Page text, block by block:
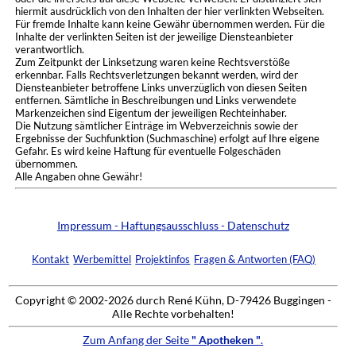
hiermit ausdrücklich von den Inhalten der hier verlinkten Webseiten.
Für fremde Inhalte kann keine Gewähr übernommen werden. Für die
Inhalte der verlinkten Seiten ist der jeweilige Diensteanbieter
verantwortlich.
Zum Zeitpunkt der Linksetzung waren keine Rechtsverstöße
erkennbar. Falls Rechtsverletzungen bekannt werden, wird der
Diensteanbieter betroffene Links unverzüglich von diesen Seiten
entfernen. Sämtliche in Beschreibungen und Links verwendete
Markenzeichen sind Eigentum der jeweiligen Rechteinhaber.
Die Nutzung sämtlicher Einträge im Webverzeichnis sowie der
Ergebnisse der Suchfunktion (Suchmaschine) erfolgt auf Ihre eigene
Gefahr. Es wird keine Haftung für eventuelle Folgeschäden
übernommen.
Alle Angaben ohne Gewähr!
Impressum - Haftungsausschluss - Datenschutz
Kontakt Werbemittel Projektinfos Fragen & Antworten (FAQ)
Copyright © 2002-2026 durch René Kühn, D-79426 Buggingen -
Alle Rechte vorbehalten!
Zum Anfang der Seite " Apotheken ".